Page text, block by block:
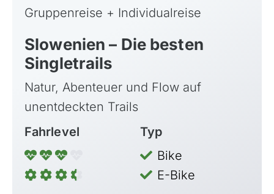
Gruppenreise + Individualreise
Slowenien – Die besten
Singletrails
Natur, Abenteuer und Flow auf
unentdeckten Trails
Fahrlevel
Typ
Bike
E-Bike
Skandinavien
Transalp/Alpenüberquerungen
Türkei